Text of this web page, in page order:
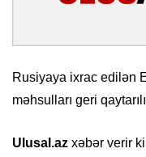
Rusiyaya ixrac edilən
məhsulları geri
Ulusal.az xəbər verir